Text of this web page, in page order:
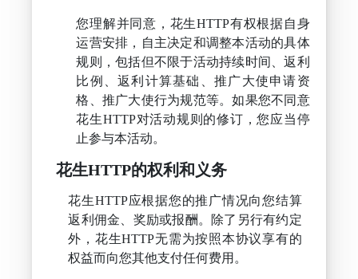
您理解并同意，花生HTTP有权根据自身
运营安排，自主决定和调整本活动的具体
规则，包括但不限于活动持续时间、返利
比例、返利计算基础、推广大使申请资
格、推广大使行为规范等。如果您不同意
花生HTTP对活动规则的修订，您应当停
止参与本活动。
花生HTTP的权利和义务
花生HTTP应根据您的推广情况向您结算
返利佣金、奖励或报酬。除了另行有约定
外，花生HTTP无需为按照本协议享有的
权益而向您其他支付任何费用。